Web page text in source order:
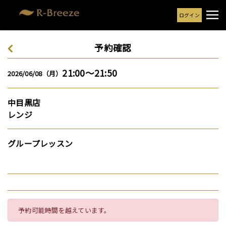
ログイン
予約確認
2026/06/08（月） 21:00～21:50
中目黒店
レンジ
グループレッスン
予約可能時間を越えています。